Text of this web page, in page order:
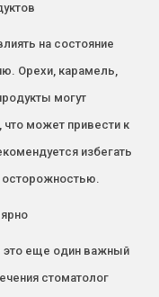
на состояние
Орехи, карамель,
могут
может привести к
избегать
осторожностью.
это еще один важный
стоматолог